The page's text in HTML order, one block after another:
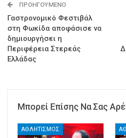
ΠΡΟΗΓΟΎΜΕΝΟ
Γαστρονομικό Φεστιβάλ
στη Φωκίδα αποφάσισε να
δημιουργήσει η
Περιφέρεια Στερεάς
Ελλάδας
Μπορεί Επίσης Να Σας
ΑΘΛΗΤΙΣΜΟΣ